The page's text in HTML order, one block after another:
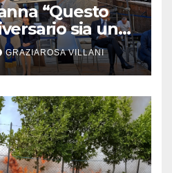
“Questo
sia un
GRAZIAROSA VILLANI